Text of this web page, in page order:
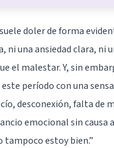
doler de forma
ni una ansiedad clara, ni
el malestar. Y, sin
período con una
desconexión, falta de
emocional sin causa
tampoco estoy bien.”